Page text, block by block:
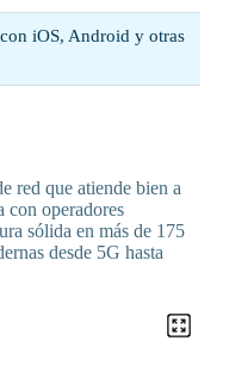
iOS, Android y otras
red que atiende bien a
con operadores
sólida en más de 175
desde 5G hasta